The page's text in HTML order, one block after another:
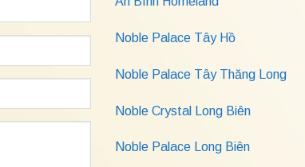
Noble Palace Tây Hồ
Noble Palace Tây Thăng Long
Noble Crystal Long Biên
Noble Palace Long Biên